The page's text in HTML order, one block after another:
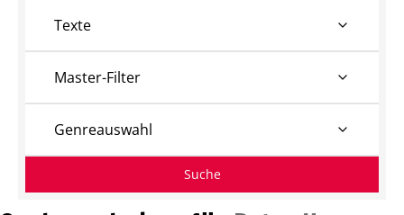
Texte
Master-Filter
Genreauswahl
Suche